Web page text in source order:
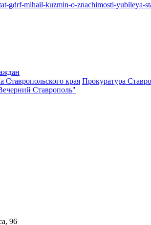
gdrf-mihail-kuzmin-o-znachimosti-yubileya-
Ставропольского края Прокуратура
Ставрополь"
96